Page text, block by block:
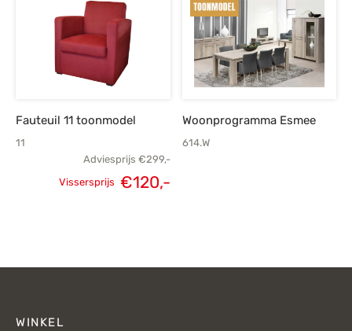
€84,-.
Fauteuil 11 toonmodel
11
Adviesprijs €299,-
Vissersprijs €120,-
Woonprogramma Esmee
614.W
WINKEL